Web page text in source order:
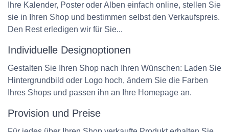
Ihre Kalender, Poster oder Alben einfach online, stellen Sie
sie in Ihren Shop und bestimmen selbst den Verkaufspreis.
Den Rest erledigen wir für Sie...
Individuelle Designoptionen
Gestalten Sie Ihren Shop nach Ihren Wünschen: Laden Sie
Hintergrundbild oder Logo hoch, ändern Sie die Farben
Ihres Shops und passen ihn an Ihre Homepage an.
Provision und Preise